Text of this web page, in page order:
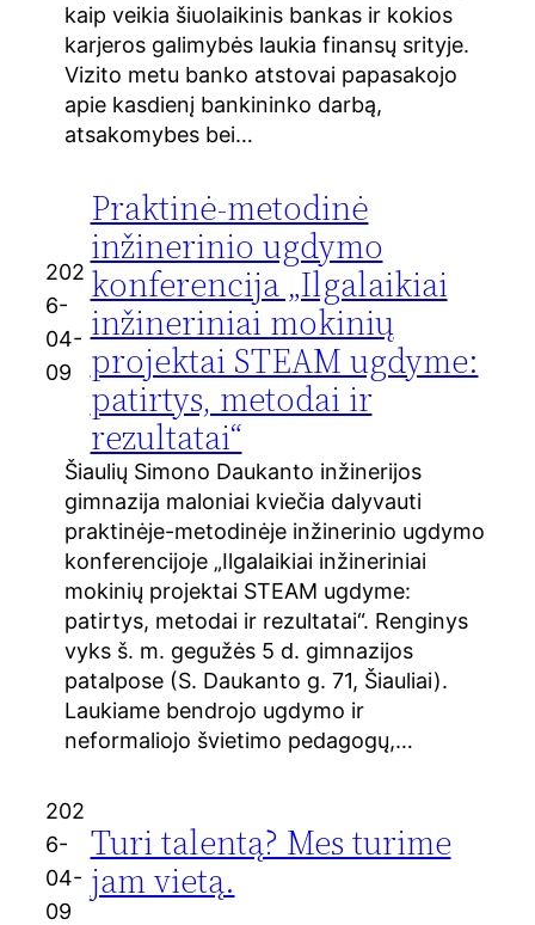
kaip veikia šiuolaikinis bankas ir kokios
karjeros galimybės laukia finansų srityje.
Vizito metu banko atstovai papasakojo
apie kasdienį bankininko darbą,
atsakomybes bei…
202
6-
04-
09
Praktinė-metodinė
inžinerinio ugdymo
konferencija „Ilgalaikiai
inžineriniai mokinių
projektai STEAM ugdyme:
patirtys, metodai ir
rezultatai“
Šiaulių Simono Daukanto inžinerijos
gimnazija maloniai kviečia dalyvauti
praktinėje-metodinėje inžinerinio ugdymo
konferencijoje „Ilgalaikiai inžineriniai
mokinių projektai STEAM ugdyme:
patirtys, metodai ir rezultatai“. Renginys
vyks š. m. gegužės 5 d. gimnazijos
patalpose (S. Daukanto g. 71, Šiauliai).
Laukiame bendrojo ugdymo ir
neformaliojo švietimo pedagogų,…
202
6-
04-
09
Turi talentą? Mes turime
jam vietą.